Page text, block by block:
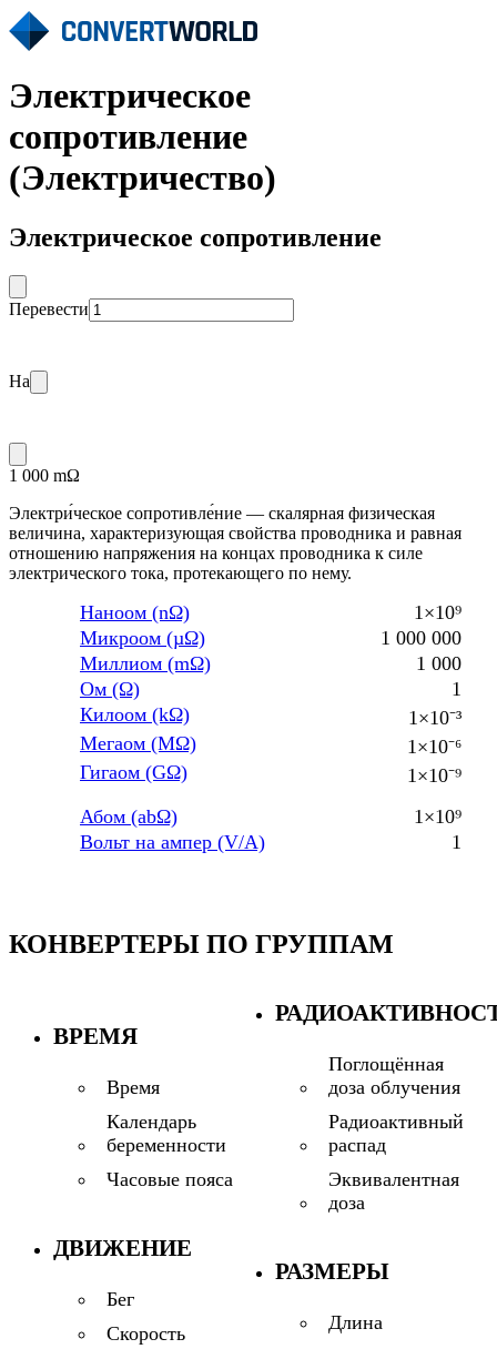
Электрическое
сопротивление
(Электричество)
Электрическое сопротивление
Перевести
На
1 000 mΩ
Электри́ческое сопротивле́ние — скалярная физическая
величина, характеризующая свойства проводника и равная
отношению напряжения на концах проводника к силе
электрического тока, протекающего по нему.
Наноом (nΩ)
1×10⁹
Микроом (µΩ)
1 000 000
Миллиом (mΩ)
1 000
Ом (Ω)
1
Килоом (kΩ)
1×10⁻³
Мегаом (MΩ)
1×10⁻⁶
Гигаом (GΩ)
1×10⁻⁹
Абом (abΩ)
1×10⁹
Вольт на ампер (V/A)
1
КОНВЕРТЕРЫ ПО ГРУППАМ
ВРЕМЯ
Время
Календарь
беременности
Часовые пояса
ДВИЖЕНИЕ
Бег
Скорость
Поглощённая
доза облучения
Радиоактивный
распад
Эквивалентная
доза
РАЗМЕРЫ
Длина